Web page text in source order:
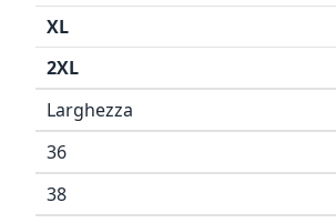
XL
2XL
Larghezza
36
38